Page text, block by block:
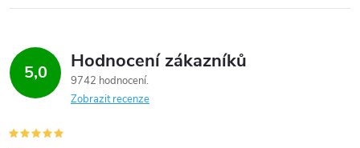
5,0 Hodnocení zákazníků
9742 hodnocení
Zobrazit recenze